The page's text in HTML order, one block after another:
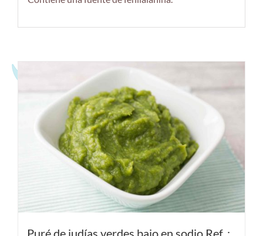
Productos relacionados
Puré de judías verdes bajo en sodio Ref. :